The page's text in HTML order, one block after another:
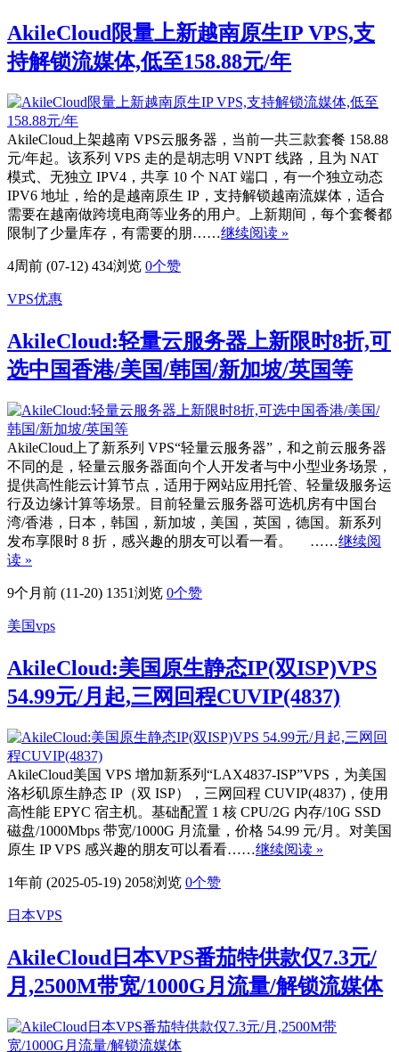
AkileCloud限量上新越南原生IP VPS,支
持解锁流媒体,低至158.88元/年
AkileCloud上架越南 VPS云服务器，当前一共三款套餐 158.88
元/年起。该系列 VPS 走的是胡志明 VNPT 线路，且为 NAT
模式、无独立 IPV4，共享 10 个 NAT 端口，有一个独立动态
IPV6 地址，给的是越南原生 IP，支持解锁越南流媒体，适合
需要在越南做跨境电商等业务的用户。上新期间，每个套餐都
限制了少量库存，有需要的朋……继续阅读 »
4周前 (07-12) 434浏览 0个赞
VPS优惠
AkileCloud:轻量云服务器上新限时8折,可
选中国香港/美国/韩国/新加坡/英国等
AkileCloud上了新系列 VPS“轻量云服务器”，和之前云服务器
不同的是，轻量云服务器面向个人开发者与中小型业务场景，
提供高性能云计算节点，适用于网站应用托管、轻量级服务运
行及边缘计算等场景。目前轻量云服务器可选机房有中国台
湾/香港，日本，韩国，新加坡，美国，英国，德国。新系列
发布享限时 8 折，感兴趣的朋友可以看一看。 ……继续阅
读 »
9个月前 (11-20) 1351浏览 0个赞
美国vps
AkileCloud:美国原生静态IP(双ISP)VPS
54.99元/月起,三网回程CUVIP(4837)
AkileCloud美国 VPS 增加新系列“LAX4837-ISP”VPS，为美国
洛杉矶原生静态 IP（双 ISP），三网回程 CUVIP(4837)，使用
高性能 EPYC 宿主机。基础配置 1 核 CPU/2G 内存/10G SSD
磁盘/1000Mbps 带宽/1000G 月流量，价格 54.99 元/月。对美国
原生 IP VPS 感兴趣的朋友可以看看……继续阅读 »
1年前 (2025-05-19) 2058浏览 0个赞
日本VPS
AkileCloud日本VPS番茄特供款仅7.3元/
月,2500M带宽/1000G月流量/解锁流媒体